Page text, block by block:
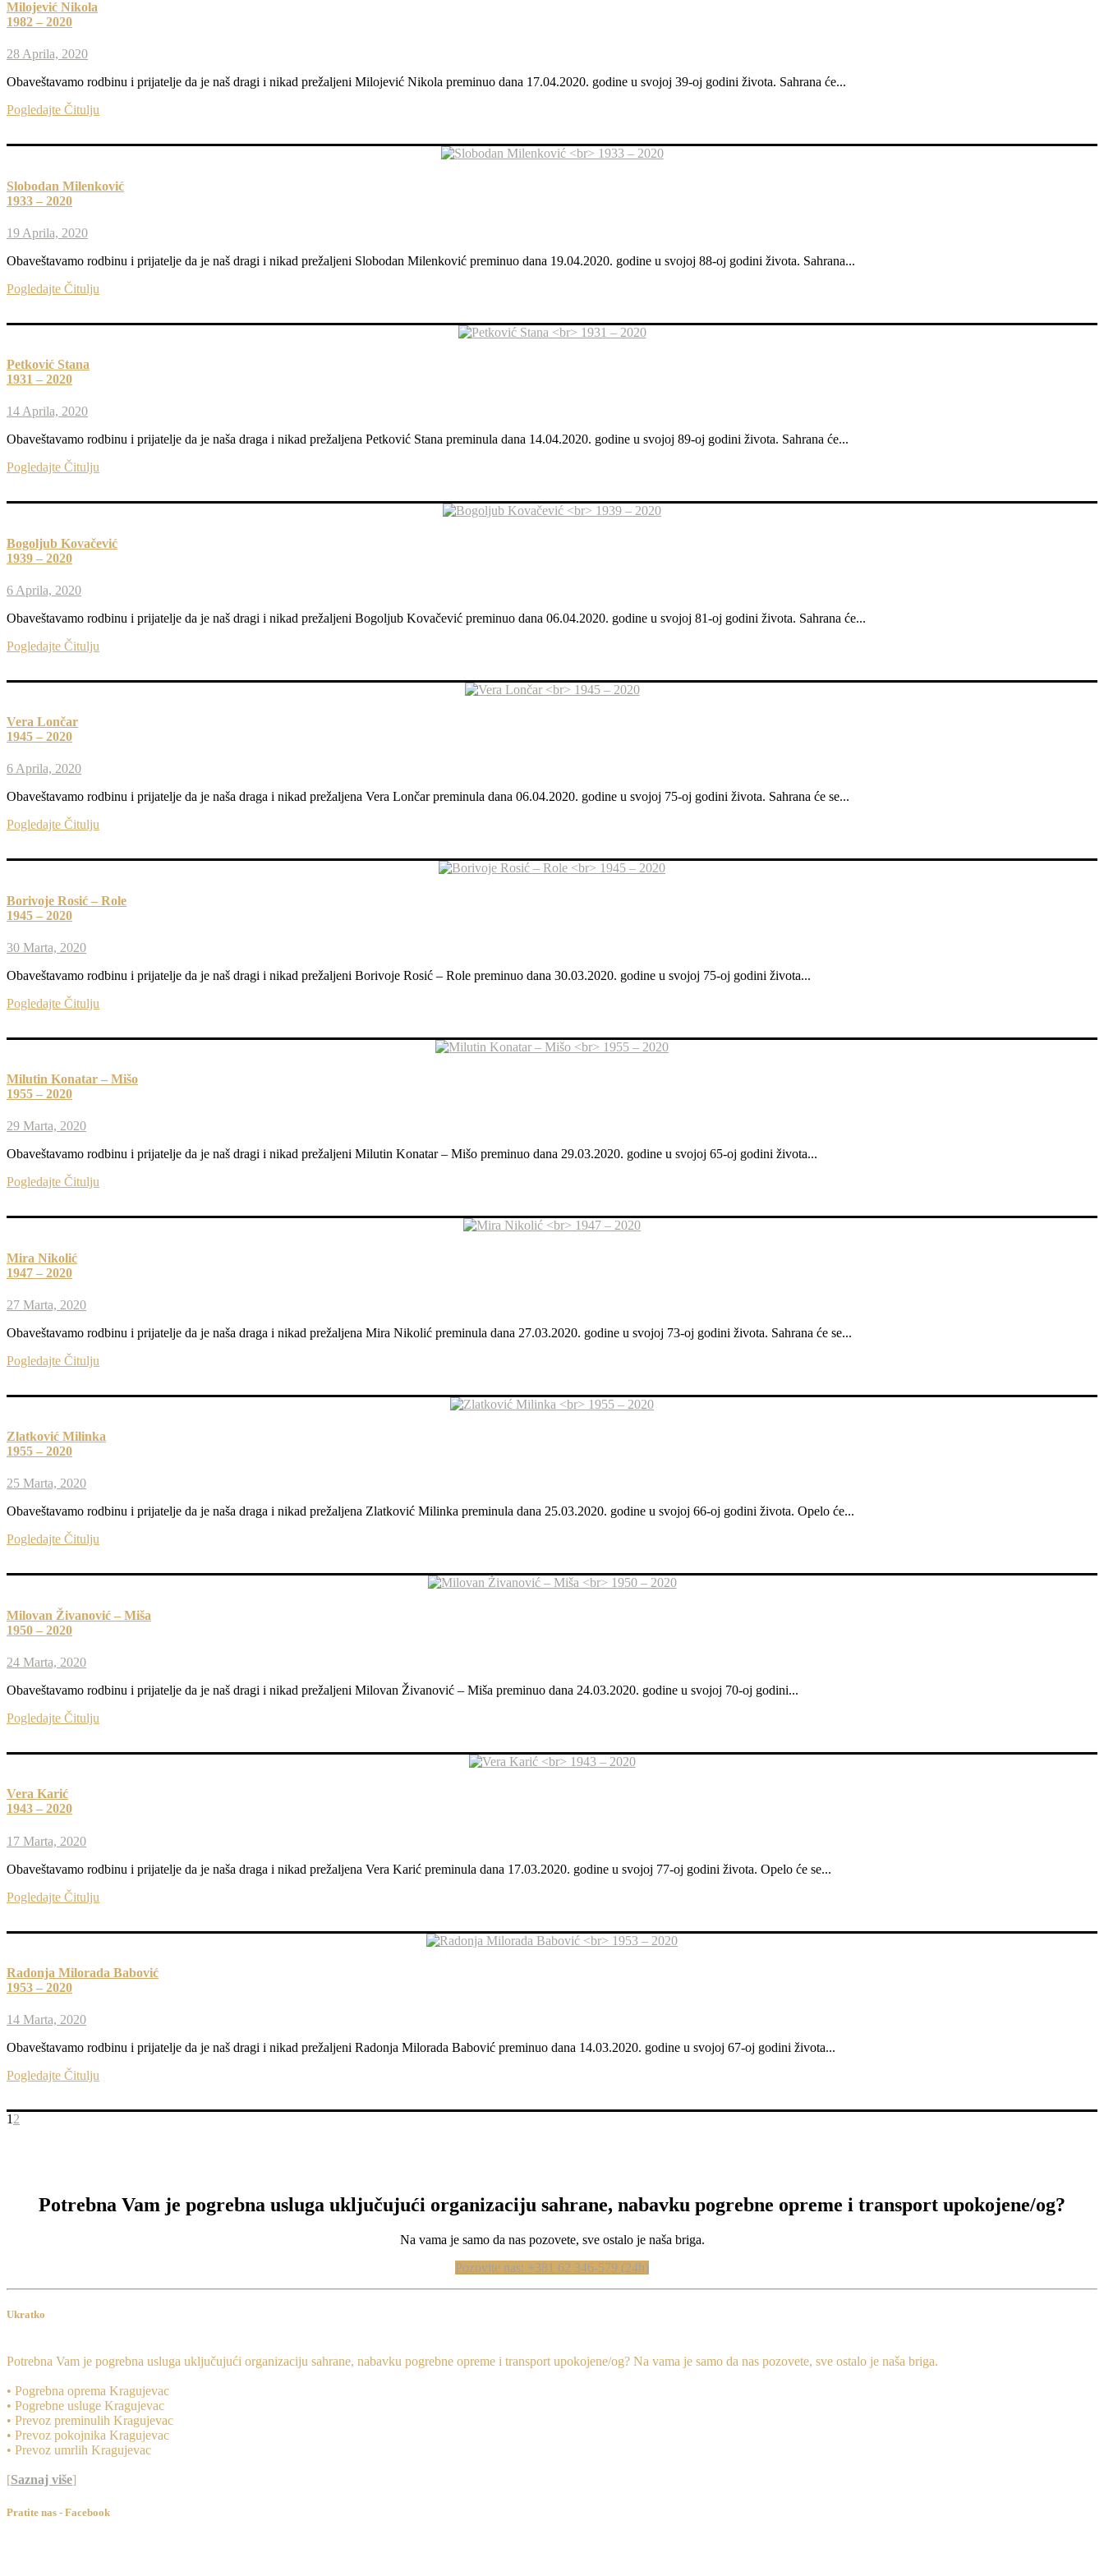
Milojević Nikola
1982 – 2020
28 Aprila, 2020
Obaveštavamo rodbinu i prijatelje da je naš dragi i nikad prežaljeni Milojević Nikola preminuo dana 17.04.2020. godine u svojoj 39-oj godini života. Sahrana će...
Pogledajte Čitulju
Slobodan Milenković
1933 – 2020
19 Aprila, 2020
Obaveštavamo rodbinu i prijatelje da je naš dragi i nikad prežaljeni Slobodan Milenković preminuo dana 19.04.2020. godine u svojoj 88-oj godini života. Sahrana...
Pogledajte Čitulju
Petković Stana
1931 – 2020
14 Aprila, 2020
Obaveštavamo rodbinu i prijatelje da je naša draga i nikad prežaljena Petković Stana preminula dana 14.04.2020. godine u svojoj 89-oj godini života. Sahrana će...
Pogledajte Čitulju
Bogoljub Kovačević
1939 – 2020
6 Aprila, 2020
Obaveštavamo rodbinu i prijatelje da je naš dragi i nikad prežaljeni Bogoljub Kovačević preminuo dana 06.04.2020. godine u svojoj 81-oj godini života. Sahrana će...
Pogledajte Čitulju
Vera Lončar
1945 – 2020
6 Aprila, 2020
Obaveštavamo rodbinu i prijatelje da je naša draga i nikad prežaljena Vera Lončar preminula dana 06.04.2020. godine u svojoj 75-oj godini života. Sahrana će se...
Pogledajte Čitulju
Borivoje Rosić – Role
1945 – 2020
30 Marta, 2020
Obaveštavamo rodbinu i prijatelje da je naš dragi i nikad prežaljeni Borivoje Rosić – Role preminuo dana 30.03.2020. godine u svojoj 75-oj godini života...
Pogledajte Čitulju
Milutin Konatar – Mišo
1955 – 2020
29 Marta, 2020
Obaveštavamo rodbinu i prijatelje da je naš dragi i nikad prežaljeni Milutin Konatar – Mišo preminuo dana 29.03.2020. godine u svojoj 65-oj godini života...
Pogledajte Čitulju
Mira Nikolić
1947 – 2020
27 Marta, 2020
Obaveštavamo rodbinu i prijatelje da je naša draga i nikad prežaljena Mira Nikolić preminula dana 27.03.2020. godine u svojoj 73-oj godini života. Sahrana će se...
Pogledajte Čitulju
Zlatković Milinka
1955 – 2020
25 Marta, 2020
Obaveštavamo rodbinu i prijatelje da je naša draga i nikad prežaljena Zlatković Milinka preminula dana 25.03.2020. godine u svojoj 66-oj godini života. Opelo će...
Pogledajte Čitulju
Milovan Živanović – Miša
1950 – 2020
24 Marta, 2020
Obaveštavamo rodbinu i prijatelje da je naš dragi i nikad prežaljeni Milovan Živanović – Miša preminuo dana 24.03.2020. godine u svojoj 70-oj godini...
Pogledajte Čitulju
Vera Karić
1943 – 2020
17 Marta, 2020
Obaveštavamo rodbinu i prijatelje da je naša draga i nikad prežaljena Vera Karić preminula dana 17.03.2020. godine u svojoj 77-oj godini života. Opelo će se...
Pogledajte Čitulju
Radonja Milorada Babović
1953 – 2020
14 Marta, 2020
Obaveštavamo rodbinu i prijatelje da je naš dragi i nikad prežaljeni Radonja Milorada Babović preminuo dana 14.03.2020. godine u svojoj 67-oj godini života...
Pogledajte Čitulju
1 2
Potrebna Vam je pogrebna usluga uključujući organizaciju sahrane, nabavku pogrebne opreme i transport upokojene/og?
Na vama je samo da nas pozovete, sve ostalo je naša briga.
Pozovite nas: +381 62 346-579 (24h)
Ukratko
Potrebna Vam je pogrebna usluga uključujući organizaciju sahrane, nabavku pogrebne opreme i transport upokojene/og? Na vama je samo da nas pozovete, sve ostalo je naša briga.
• Pogrebna oprema Kragujevac
• Pogrebne usluge Kragujevac
• Prevoz preminulih Kragujevac
• Prevoz pokojnika Kragujevac
• Prevoz umrlih Kragujevac
[Saznaj više]
Pratite nas - Facebook